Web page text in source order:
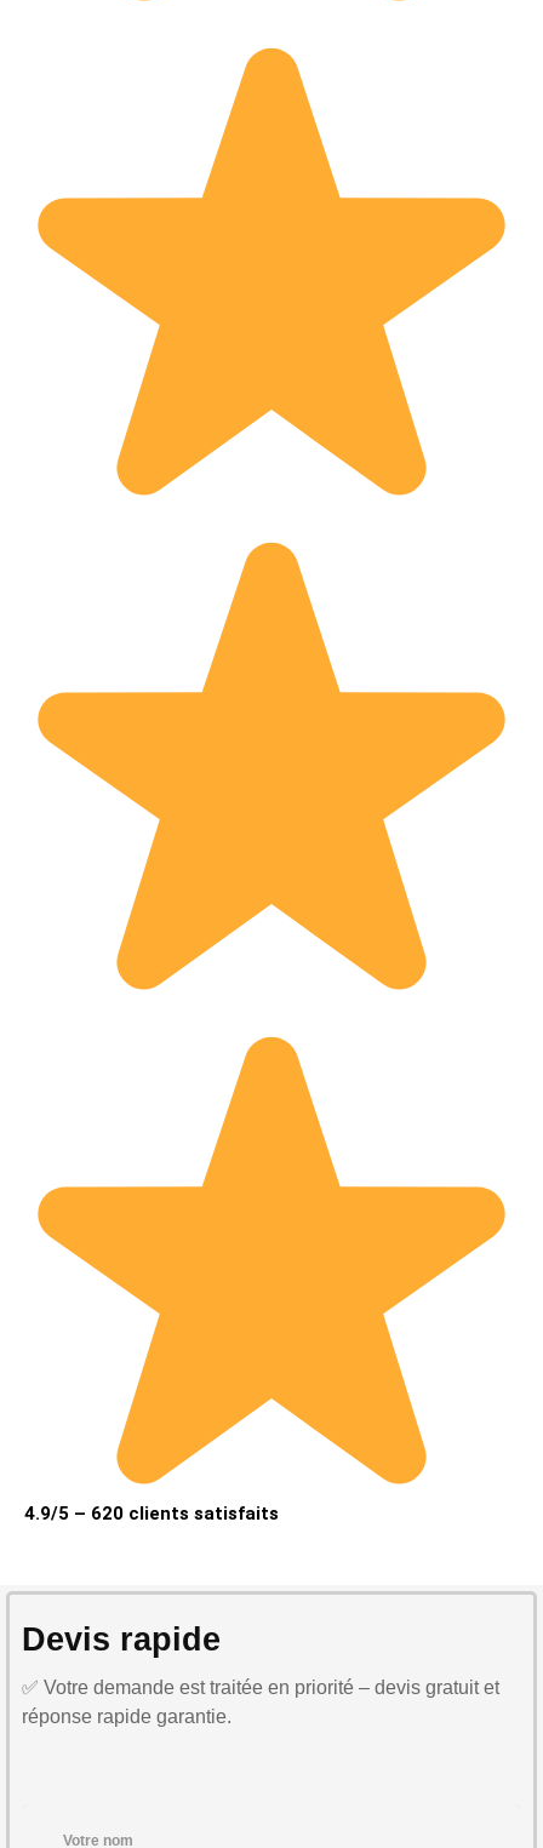
4.9/5 – 620 clients satisfaits
Devis rapide
✅ Votre demande est traitée en priorité – devis gratuit et
réponse rapide garantie.
Votre nom